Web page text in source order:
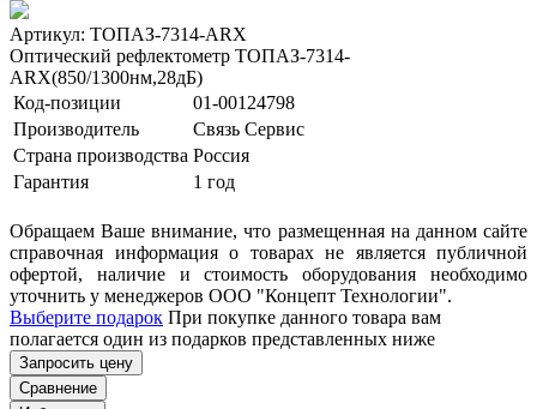
Артикул: ТОПАЗ-7314-ARX
Оптический рефлектометр ТОПАЗ-7314-
ARX(850/1300нм,28дБ)
Код-позиции
01-00124798
Производитель
Связь Сервис
Страна производства Россия
Гарантия
1 год
Обращаем Ваше внимание, что размещенная на данном сайте
справочная информация о товарах не является публичной
офертой, наличие и стоимость оборудования необходимо
уточнить у менеджеров ООО "Концепт Технологии".
Выберите подарок При покупке данного товара вам
полагается один из подарков представленных ниже
Запросить цену
Сравнение